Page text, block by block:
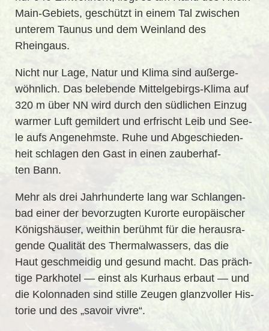
Main-Ge­biets, ge­schützt in ei­nem Tal zwi­schen
un­te­rem Tau­nus und dem Wein­land des
Rheingaus.
Nicht nur Lage, Na­tur und Kli­ma sind au­ßer­ge­
wöhn­lich. Das be­le­ben­de Mit­tel­ge­birgs-Kli­ma auf
320 m über NN wird durch den süd­li­chen Ein­zug
war­mer Luft ge­mil­dert und er­frischt Leib und See­
le aufs An­ge­nehms­te. Ruhe und Ab­ge­schie­den­
heit schla­gen den Gast in ei­nen zau­ber­haf­
ten Bann.
Mehr als drei Jahr­hun­der­te lang war Schlan­gen­
bad ei­ner der be­vor­zug­ten Kur­or­te eu­ro­päi­scher
Kö­nigs­häu­ser, weit­hin be­rühmt für die her­aus­ra­
gen­de Qua­li­tät des Ther­mal­was­sers, das die
Haut ge­schmei­dig und ge­sund macht. Das präch­
ti­ge Park­ho­tel — einst als Kur­haus er­baut — und
die Ko­lon­na­den sind stil­le Zeu­gen glanz­vol­ler His­
to­rie und des „sa­voir vivre“.